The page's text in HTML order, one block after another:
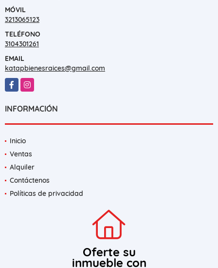
MÓVIL
3213065123
TELÉFONO
3104301261
EMAIL
katapbienesraices@gmail.com
FacebookInstagram
INFORMACIÓN
Inicio
Ventas
Alquiler
Contáctenos
Políticas de privacidad
Oferte su
inmueble con